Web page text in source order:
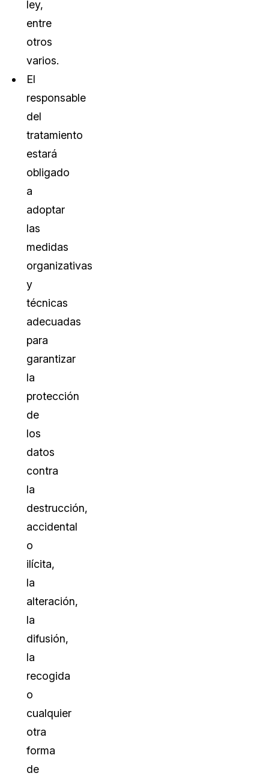
ley,
entre
otros
varios.
El
responsable
del
tratamiento
estará
obligado
a
adoptar
las
medidas
organizativas
y
técnicas
adecuadas
para
garantizar
la
protección
de
los
datos
contra
la
destrucción,
accidental
o
ilícita,
la
alteración,
la
difusión,
la
recogida
o
cualquier
otra
forma
de